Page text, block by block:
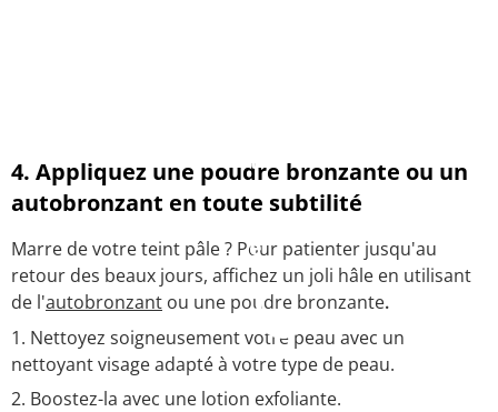
4. Appliquez une poudre bronzante ou un
autobronzant en toute subtilité
Marre de votre teint pâle ? Pour patienter jusqu'au
retour des beaux jours, affichez un joli hâle en utilisant
de l'autobronzant ou une poudre bronzante.
Nettoyez soigneusement votre peau avec un
nettoyant visage adapté à votre type de peau.
Boostez-la avec une lotion exfoliante.